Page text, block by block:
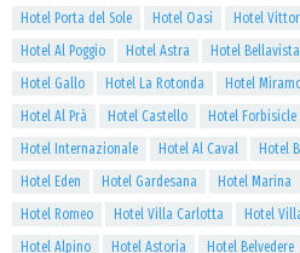
Hotel Porta del Sole
Hotel Oasi Hotel
Hotel Al Poggio
Hotel Astra Hotel Bellavista
Hotel Gallo
Hotel La Rotonda Hotel
Hotel Al Prà
Hotel Castello Hotel
Hotel Internazionale
Hotel Al Caval Hotel
Hotel Eden
Hotel Gardesana Hotel Marina
Hotel Romeo
Hotel Villa Carlotta Hotel
Hotel Alpino
Hotel Astoria Hotel Belvedere